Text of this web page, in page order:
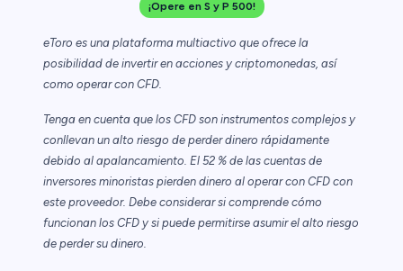
¡Opere en S y P 500!
eToro es una plataforma multiactivo que ofrece la
posibilidad de invertir en acciones y criptomonedas, así
como operar con CFD.
Tenga en cuenta que los CFD son instrumentos complejos y
conllevan un alto riesgo de perder dinero rápidamente
debido al apalancamiento. El 52 % de las cuentas de
inversores minoristas pierden dinero al operar con CFD con
este proveedor. Debe considerar si comprende cómo
funcionan los CFD y si puede permitirse asumir el alto riesgo
de perder su dinero.